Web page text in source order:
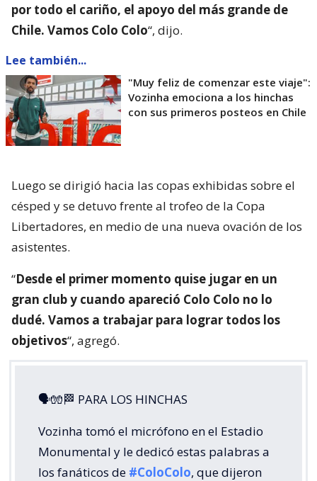
por todo el cariño, el apoyo del más grande de
Chile. Vamos Colo Colo“, dijo.
Lee también...
"Muy feliz de comenzar este viaje":
Vozinha emociona a los hinchas
con sus primeros posteos en Chile
Luego se dirigió hacia las copas exhibidas sobre el
césped y se detuvo frente al trofeo de la Copa
Libertadores, en medio de una nueva ovación de los
asistentes.
“Desde el primer momento quise jugar en un
gran club y cuando apareció Colo Colo no lo
dudé. Vamos a trabajar para lograr todos los
objetivos“, agregó.
🗣🧤🏁 PARA LOS HINCHAS
Vozinha tomó el micrófono en el Estadio
Monumental y le dedicó estas palabras a
los fanáticos de #ColoColo, que dijeron